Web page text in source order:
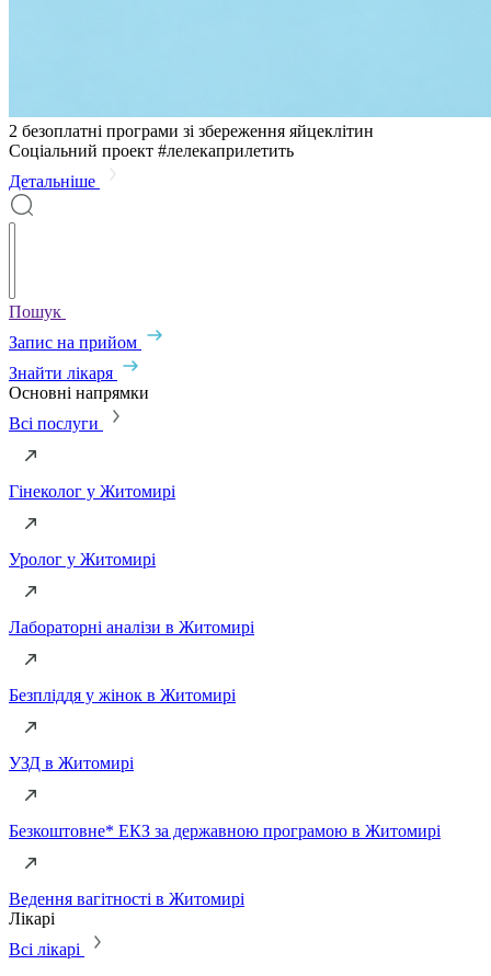
2 безоплатні програми зі збереження яйцеклітин
Соціальний проект #лелекаприлетить
Детальнiше
Пошук
Запис на прийом
Знайти лікаря
Основні напрямки
Всі послуги
Гінеколог у Житомирі
Уролог у Житомирі
Лабораторні аналізи в Житомирі
Безпліддя у жінок в Житомирі
УЗД в Житомирі
Безкоштовне* ЕКЗ за державною програмою в Житомирі
Ведення вагітності в Житомирі
Лiкарi
Всі лікарі